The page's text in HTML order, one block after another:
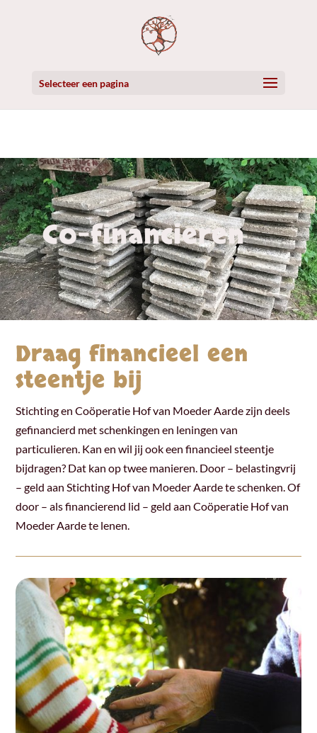
Selecteer een pagina
Co-financieren
Draag financieel een
steentje bij
Stichting en Coöperatie Hof van Moeder Aarde zijn deels
gefinancierd met schenkingen en leningen van
particulieren. Kan en wil jij ook een financieel steentje
bijdragen? Dat kan op twee manieren. Door – belastingvrij
– geld aan Stichting Hof van Moeder Aarde te schenken. Of
door – als financierend lid – geld aan Coöperatie Hof van
Moeder Aarde te lenen.